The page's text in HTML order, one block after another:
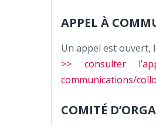
APPEL À
Un appel est ouvert,
>> consulter
communications/
COMITÉ